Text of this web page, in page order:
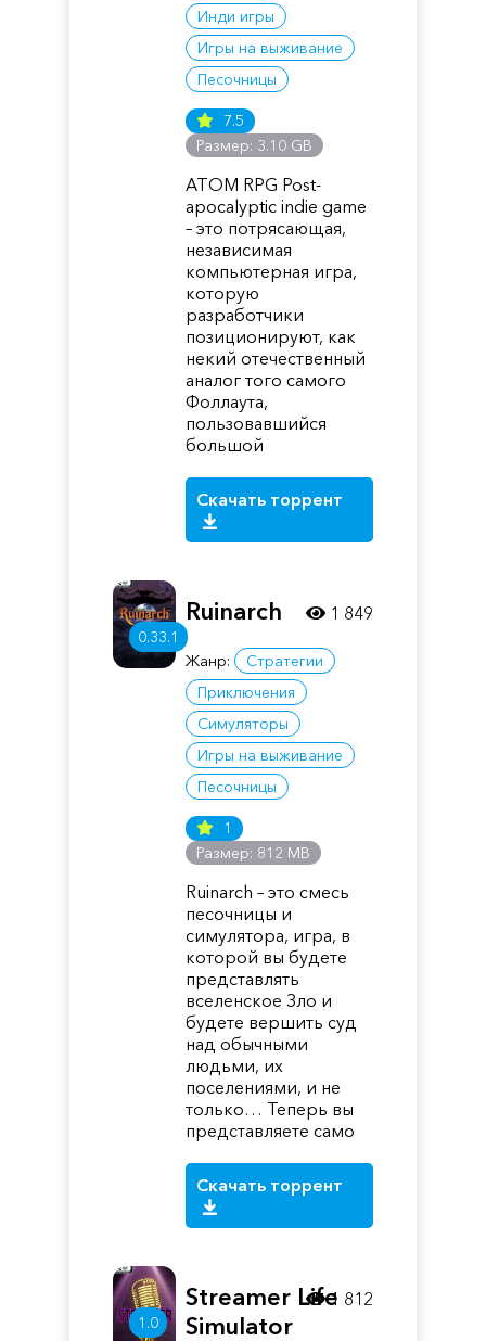
Инди игры
Игры на выживание
Песочницы
7.5
Размер: 3.10 GB
ATOM RPG Post-
apocalyptic indie game
– это потрясающая,
независимая
компьютерная игра,
которую
разработчики
позиционируют, как
некий отечественный
аналог того самого
Фоллаута,
пользовавшийся
большой
Скачать торрент
0.33.1
Ruinarch
Жанр:
Стратегии
Приключения
Симуляторы
Игры на выживание
Песочницы
1
Размер: 812 MB
Ruinarch – это смесь
песочницы и
симулятора, игра, в
которой вы будете
представлять
вселенское Зло и
будете вершить суд
над обычными
людьми, их
поселениями, и не
только… Теперь вы
представляете само
Скачать торрент
1 849
1.0
Streamer Life
Simulator
1 812